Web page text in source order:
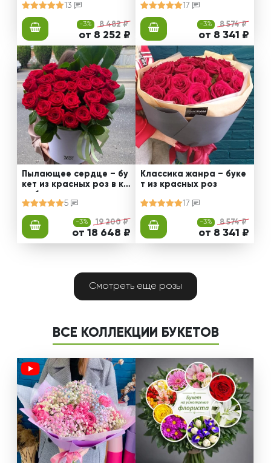
13
-3% 8 482 ₽
от 8 252 ₽
17
-3% 8 574 ₽
от 8 341 ₽
Пылающее сердце – бу
кет из красных роз в ко
робке
5
-3% 19 200 ₽
от 18 648 ₽
Классика жанра – буке
т из красных роз
17
-3% 8 574 ₽
от 8 341 ₽
Смотреть еще розы
ВСЕ КОЛЛЕКЦИИ БУКЕТОВ